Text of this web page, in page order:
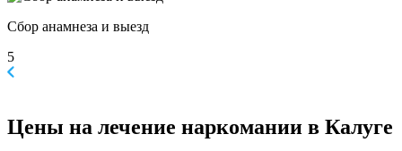
Сбор анамнеза и выезд
5
Цены на лечение наркомании в Калуге